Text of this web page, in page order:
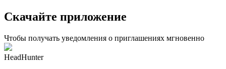
Скачайте приложение
Чтобы получать уведомления о приглашениях мгновенно
HeadHunter